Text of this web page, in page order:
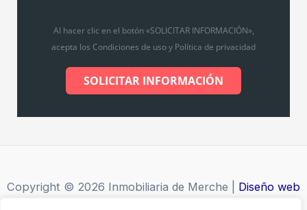
Al hacer clic en el botón «SOLICITAR INFORMACIÓN»,
acepta los Condiciones de uso y Política de privacidad
SOLICITAR INFORMACIÓN
Copyright © 2026 Inmobiliaria de Merche | Diseño web